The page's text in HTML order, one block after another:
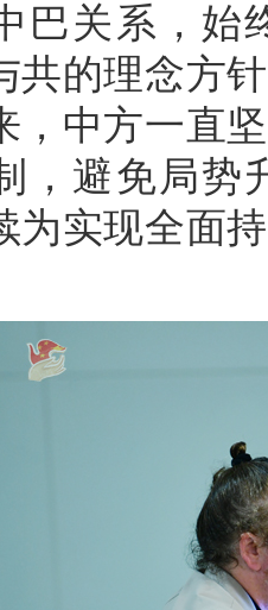
巴关系，始
共的理念方
，中方一直
，避免局势
为实现全面